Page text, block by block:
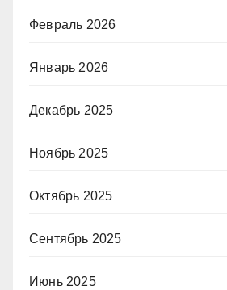
Февраль 2026
Январь 2026
Декабрь 2025
Ноябрь 2025
Октябрь 2025
Сентябрь 2025
Июнь 2025